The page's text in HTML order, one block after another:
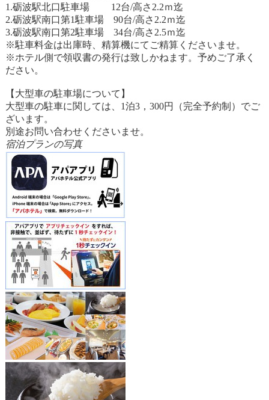
1.砺波駅北口駐車場 12台/高さ2.2ｍ迄
2.砺波駅南口第1駐車場 90台/高さ2.2ｍ迄
3.砺波駅南口第2駐車場 34台/高さ2.5ｍ迄
※駐車料金は出庫時、精算機にてご精算くださいませ。
※ホテル側で領収書の発行は致しかねます。予めご了承く
ださい。
【大型車の駐車場について】
大型車の駐車に関しては、1泊3，300円（完全予約制）でご
ざいます。
別途お問い合わせくださいませ。
宿泊プランの写真